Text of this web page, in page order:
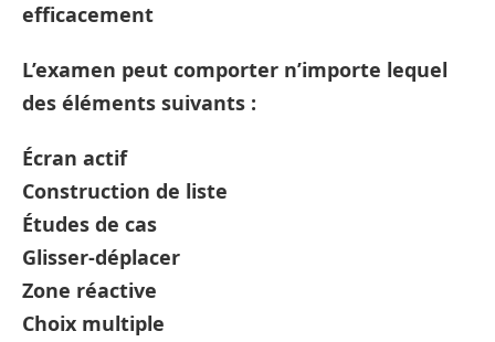
efficacement
L’examen peut comporter n’importe lequel
des éléments suivants :
Écran actif
Construction de liste
Études de cas
Glisser-déplacer
Zone réactive
Choix multiple